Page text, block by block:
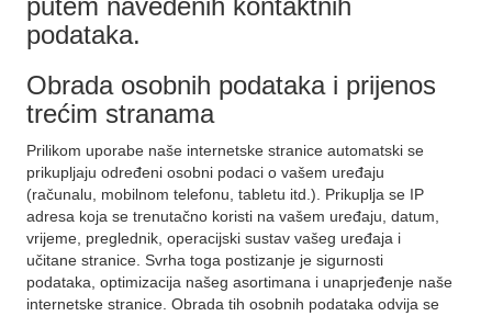
putem navedenih kontaktnih
podataka.
Obrada osobnih podataka i prijenos
trećim stranama
Prilikom uporabe naše internetske stranice automatski se
prikupljaju određeni osobni podaci o vašem uređaju
(računalu, mobilnom telefonu, tabletu itd.). Prikuplja se IP
adresa koja se trenutačno koristi na vašem uređaju, datum,
vrijeme, preglednik, operacijski sustav vašeg uređaja i
učitane stranice. Svrha toga postizanje je sigurnosti
podataka, optimizacija našeg asortimana i unaprjeđenje naše
internetske stranice. Obrada tih osobnih podataka odvija se